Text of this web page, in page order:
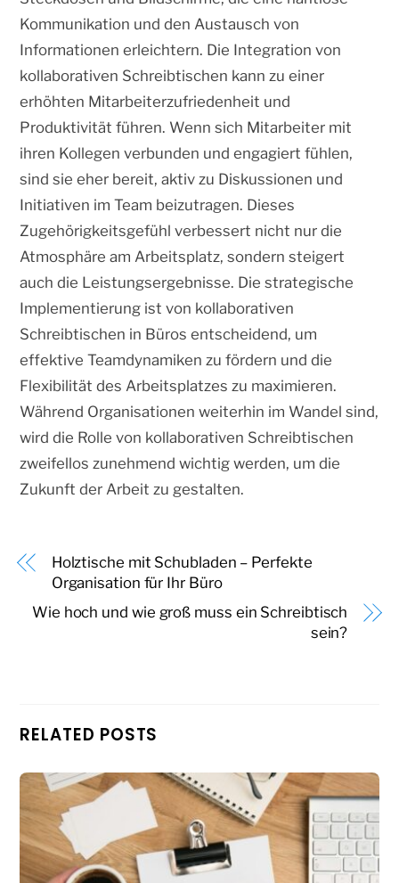
Kommunikation und den Austausch von
Informationen erleichtern. Die Integration von
kollaborativen Schreibtischen kann zu einer
erhöhten Mitarbeiterzufriedenheit und
Produktivität führen. Wenn sich Mitarbeiter mit
ihren Kollegen verbunden und engagiert fühlen,
sind sie eher bereit, aktiv zu Diskussionen und
Initiativen im Team beizutragen. Dieses
Zugehörigkeitsgefühl verbessert nicht nur die
Atmosphäre am Arbeitsplatz, sondern steigert
auch die Leistungsergebnisse. Die strategische
Implementierung ist von kollaborativen
Schreibtischen in Büros entscheidend, um
effektive Teamdynamiken zu fördern und die
Flexibilität des Arbeitsplatzes zu maximieren.
Während Organisationen weiterhin im Wandel sind,
wird die Rolle von kollaborativen Schreibtischen
zweifellos zunehmend wichtig werden, um die
Zukunft der Arbeit zu gestalten.
Holztische mit Schubladen – Perfekte
Organisation für Ihr Büro
Wie hoch und wie groß muss ein Schreibtisch
sein?
RELATED POSTS